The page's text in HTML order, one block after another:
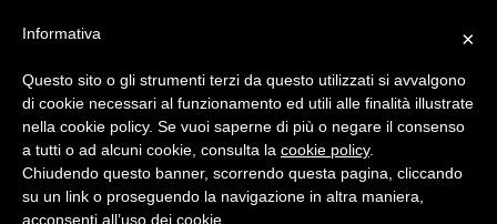
bimbi e viaggi - family travel blog: community #1 in
×
Informativa
Questo sito o gli strumenti terzi da questo utilizzati si avvalgono
di cookie necessari al funzionamento ed utili alle finalità illustrate
nella cookie policy. Se vuoi saperne di più o negare il consenso
a tutti o ad alcuni cookie, consulta la cookie policy.
Chiudendo questo banner, scorrendo questa pagina, cliccando
su un link o proseguendo la navigazione in altra maniera,
acconsenti all’uso dei cookie.